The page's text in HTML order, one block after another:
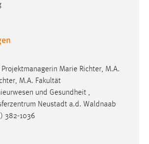
Marie Richter, M.A.
M.A. Fakultät
und Gesundheit ,
Neustadt a.d. Waldnaab
382-1036